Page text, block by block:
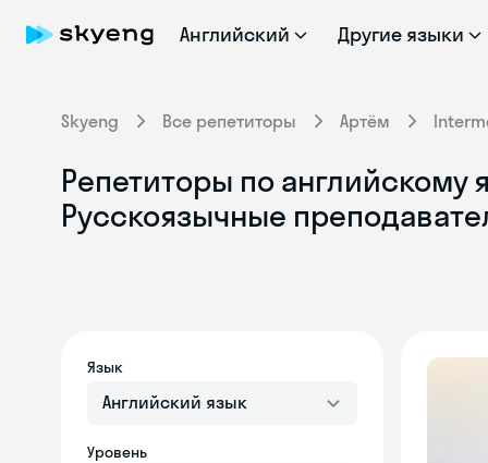
Английский Другие языки
Skyeng Все репетиторы Артём
Репетиторы по английскому
Русскоязычные
Язык
Английский язык
Уровень